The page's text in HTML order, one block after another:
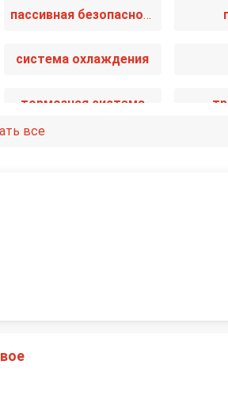
пассивная безопасность
система охлаждения
тормозная система
все